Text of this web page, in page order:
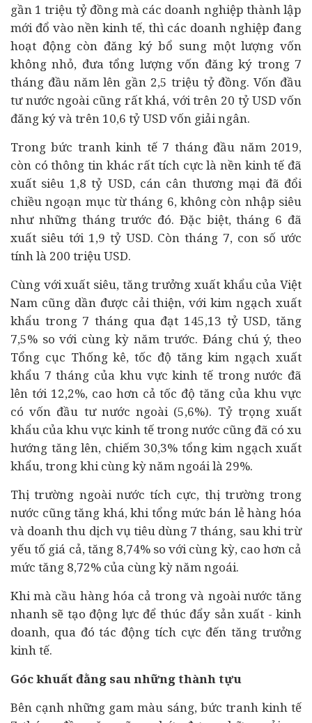
gần 1 triệu tỷ đồng mà các doanh nghiệp thành lập
mới đổ vào nền kinh tế, thì các doanh nghiệp đang
hoạt động còn đăng ký bổ sung một lượng vốn
không nhỏ, đưa tổng lượng vốn đăng ký trong 7
tháng đầu năm lên gần 2,5 triệu tỷ đồng. Vốn đầu
tưnước ngoài cũng rất khá, với trên 20 tỷ USD vốn
đăng ký và trên 10,6 tỷ USD vốn giải ngân.
Trong bức tranh kinh tế 7 tháng đầu năm 2019,
còn có thông tin khác rất tích cực là nền kinh tế đã
xuất siêu 1,8 tỷ USD, cán cân thương mại đã đổi
chiều ngoạn mục từ tháng 6, không còn nhập siêu
như những tháng trước đó. Đặc biệt, tháng 6 đã
xuất siêu tới 1,9 tỷ USD. Còn tháng 7, con số ước
tính là 200 triệu USD.
Cùng với xuất siêu, tăng trưởng xuất khẩu của Việt
Nam cũng dần được cải thiện, với kim ngạch xuất
khẩu trong 7 tháng qua đạt 145,13 tỷ USD, tăng
7,5% so với cùng kỳ năm trước. Đáng chú ý, theo
Tổng cục Thống kê, tốc độ tăng kim ngạch xuất
khẩu 7 tháng của khu vực kinh tế trong nước đã
lên tới 12,2%, cao hơn cả tốc độ tăng của khu vực
có vốn đầu tư nước ngoài (5,6%). Tỷ trọng xuất
khẩu của khu vực kinh tế trong nước cũng đã có xu
hướng tăng lên, chiếm 30,3% tổng kim ngạch xuất
khẩu, trong khi cùng kỳ năm ngoái là 29%.
Thị trường ngoài nước tích cực, thị trường trong
nước cũng tăng khá, khi tổng mức bán lẻ hàng hóa
và doanh thu dịch vụtiêu dùng 7 tháng, sau khi trừ
yếu tố giá cả, tăng 8,74% so với cùng kỳ, cao hơn cả
mức tăng 8,72% của cùng kỳ năm ngoái.
Khi mà cầu hàng hóa cả trong và ngoài nước tăng
nhanh sẽ tạo động lực để thúc đẩy sản xuất - kinh
doanh, qua đó tác động tích cực đến tăng trưởng
kinh tế.
Góc khuất đằng sau những thành tựu
Bên cạnh những gam màu sáng, bức tranh kinh tế